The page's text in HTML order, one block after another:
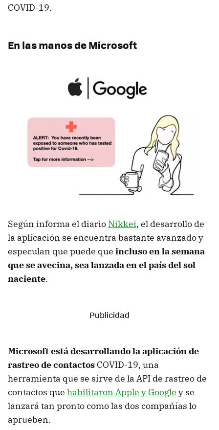
COVID-19.
En las manos de Microsoft
Según informa el diario Nikkei, el desarrollo de
la aplicación se encuentra bastante avanzado y
especulan que puede que incluso en la semana
que se avecina, sea lanzada en el país del sol
naciente.
Microsoft está desarrollando la aplicación de
rastreo de contactos COVID-19, una
herramienta que se sirve de la API de rastreo de
contactos que habilitaron Apple y Google y se
lanzará tan pronto como las dos compañías lo
aprueben.